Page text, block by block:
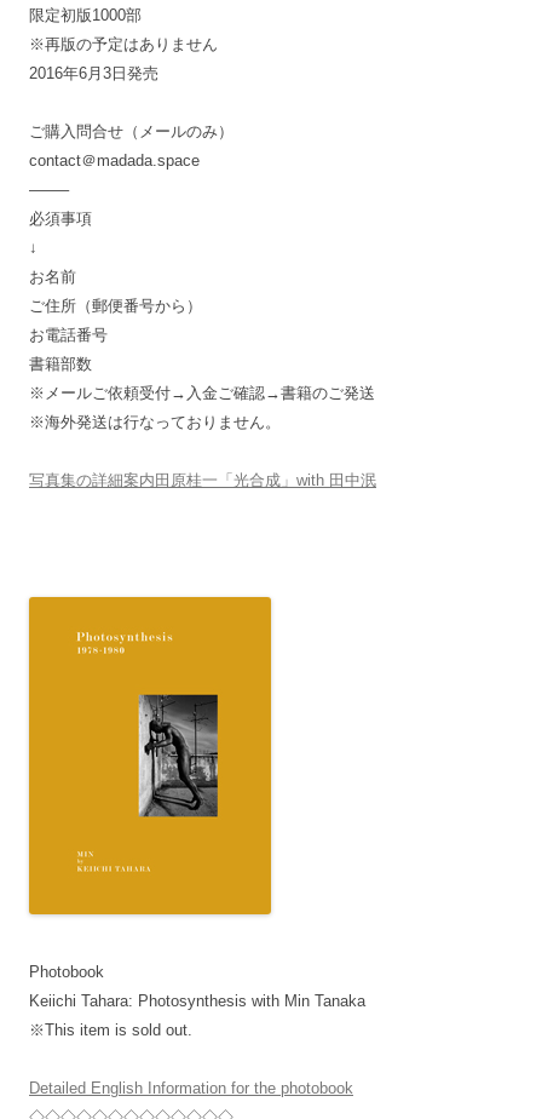
限定初版1000部
※再版の予定はありません
2016年6月3日発売
ご購入問合せ（メールのみ）
contact＠madada.space
——–
必須事項
↓
お名前
ご住所（郵便番号から）
お電話番号
書籍部数
※メールご依頼受付→入金ご確認→書籍のご発送
※海外発送は行なっておりません。
写真集の詳細案内田原桂一「光合成」with 田中泯
Photobook
Keiichi Tahara: Photosynthesis with Min Tanaka
※This item is sold out.
Detailed English Information for the photobook